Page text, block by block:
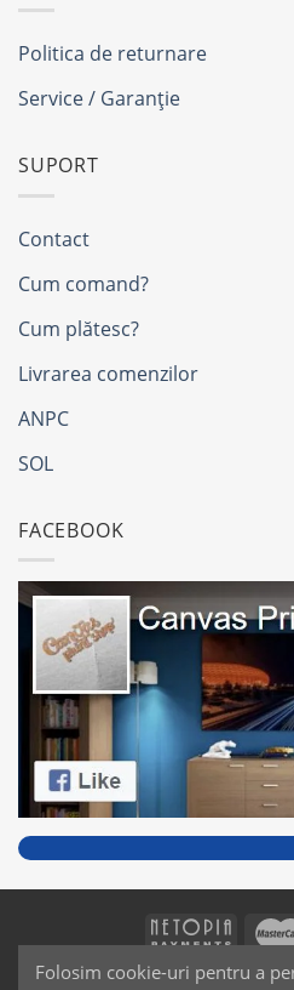
Politica de returnare
Service / Garanție
SUPORT
Contact
Cum comand?
Cum plătesc?
Livrarea comenzilor
ANPC
SOL
FACEBOOK
Folosim cookie-uri pentru a